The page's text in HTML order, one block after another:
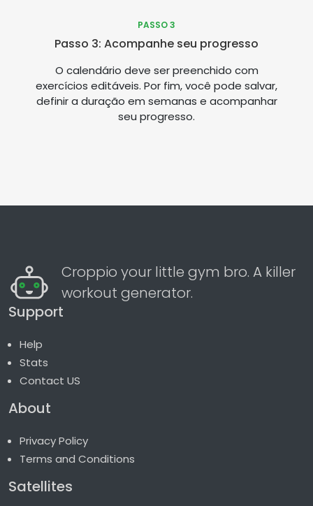
PASSO 3
Passo 3: Acompanhe seu progresso
O calendário deve ser preenchido com
exercícios editáveis. Por fim, você pode salvar,
definir a duração em semanas e acompanhar
seu progresso.
Croppio your little gym bro. A killer
workout generator.
Support
Help
Stats
Contact US
About
Privacy Policy
Terms and Conditions
Satellites